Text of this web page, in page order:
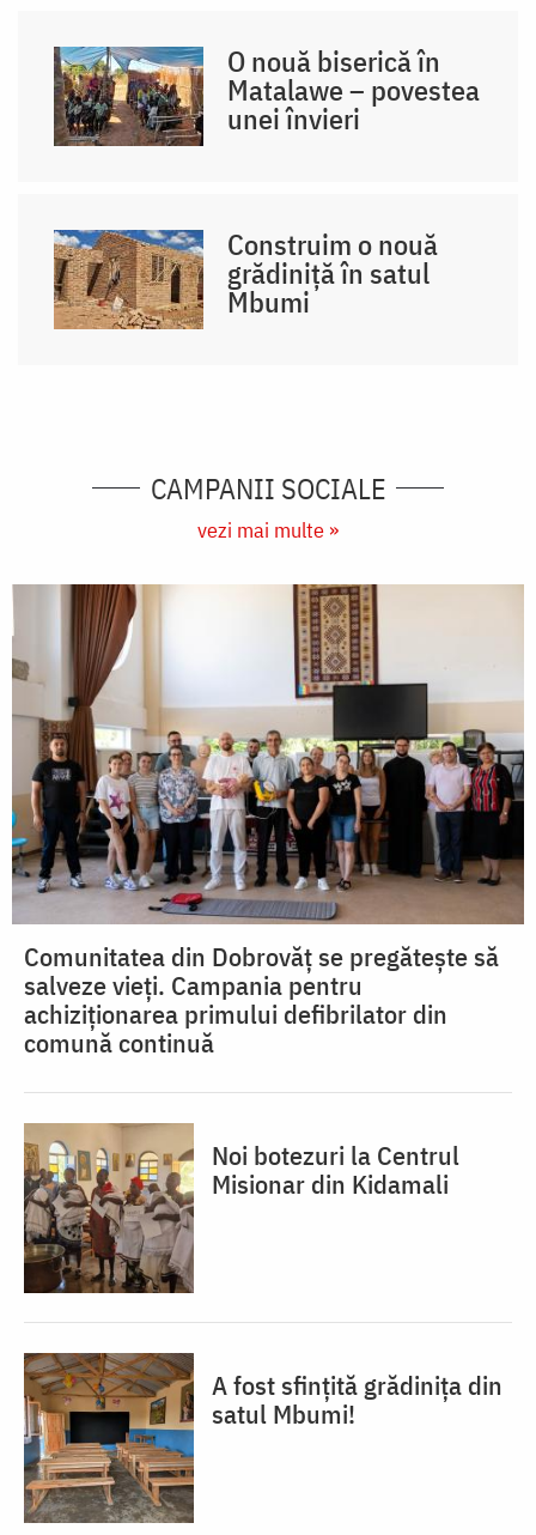
O nouă biserică în
Matalawe – povestea
unei învieri
Construim o nouă
grădiniță în satul
Mbumi
CAMPANII SOCIALE
vezi mai multe »
Comunitatea din Dobrovăț se pregătește să
salveze vieți. Campania pentru
achiziționarea primului defibrilator din
comună continuă
Noi botezuri la Centrul
Misionar din Kidamali
A fost sfințită grădinița din
satul Mbumi!